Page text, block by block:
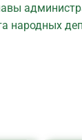
народных